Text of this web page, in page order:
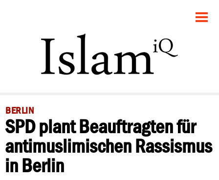
GESELLSCHAFT
POLITIK
RECHT
FEUILLETON
DEBATTE
BERLIN
SPD plant Beauftragten für
antimuslimischen Rassismus
in Berlin